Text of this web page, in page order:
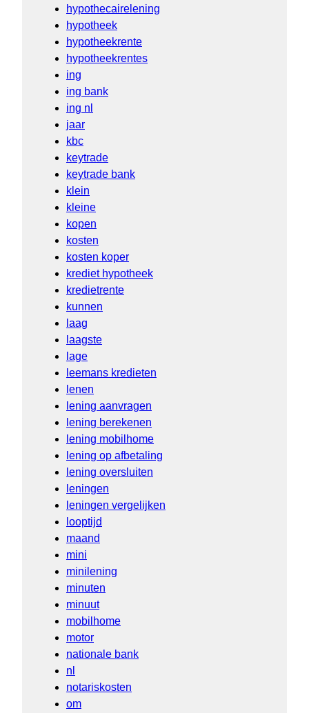
hypothecairelening
hypotheek
hypotheekrente
hypotheekrentes
ing
ing bank
ing nl
jaar
kbc
keytrade
keytrade bank
klein
kleine
kopen
kosten
kosten koper
krediet hypotheek
kredietrente
kunnen
laag
laagste
lage
leemans kredieten
lenen
lening aanvragen
lening berekenen
lening mobilhome
lening op afbetaling
lening oversluiten
leningen
leningen vergelijken
looptijd
maand
mini
minilening
minuten
minuut
mobilhome
motor
nationale bank
nl
notariskosten
om